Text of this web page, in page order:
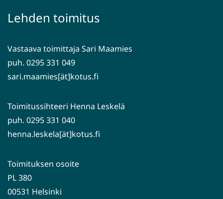
toiseen
Lehden toimitus
Vastaava toimittaja Sari Maamies
puh. 0295 331 049
sari.maamies[ät]kotus.fi
Toimitussihteeri Henna Leskelä
puh. 0295 331 040
henna.leskela[ät]kotus.fi
Toimituksen osoite
PL 380
00531 Helsinki